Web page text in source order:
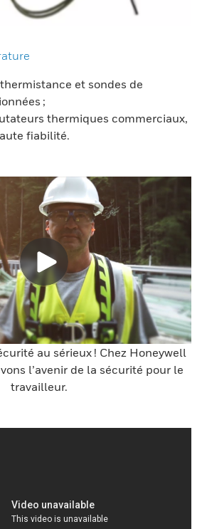
et sondes de
;
thermiques commerciaux,
fiabilité.
au sérieux ! Chez Honeywell
l’avenir de la sécurité pour le
travailleur.